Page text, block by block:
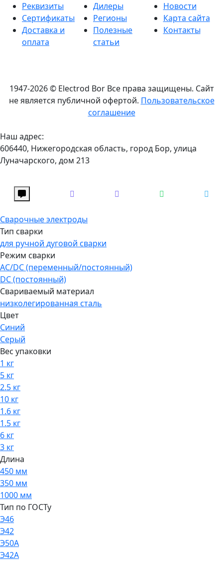
Реквизиты
Сертификаты
Доставка и
оплата
Дилеры
Регионы
Полезные
статьи
Новости
Карта сайта
Контакты
1947-2026 © Electrod Bor Все права защищены. Сайт
не является публичной офертой. Пользовательское
соглашение
Наш адрес:
606440, Нижегородская область, город Бор, улица
Луначарского, дом 213
Сварочные электроды
Тип сварки
для ручной дуговой сварки
Режим сварки
AC/DC (переменный/постоянный)
DC (постоянный)
Свариваемый материал
низколегированная сталь
Цвет
Синий
Серый
Вес упаковки
1 кг
5 кг
2.5 кг
10 кг
1.6 кг
1.5 кг
6 кг
3 кг
Длина
450 мм
350 мм
1000 мм
Тип по ГОСТу
Э46
Э42
Э50А
Э42А